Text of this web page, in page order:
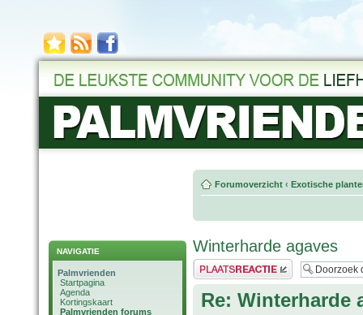
NAVIGATIE
Palmvrienden
Startpagina
Agenda
Kortingskaart
Palmvrienden forums
Forumoverzicht ‹ Exotische
Winterharde agaves
Plaats een reactie
Re: Winterharde